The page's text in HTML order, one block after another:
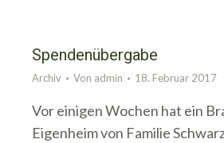
Spendenübergabe
Archiv Von admin 18. Februar 2017
Vor einigen Wochen hat ein
Eigenheim von Familie